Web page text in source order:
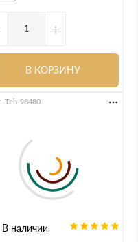
+
В КОРЗИНУ
В наличии
Teh-98480